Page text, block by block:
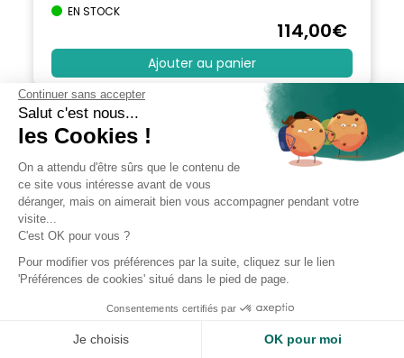
EN STOCK
114,00€
Ajouter au panier
Continuer sans accepter
Salut c'est nous...
les Cookies !
On a attendu d'être sûrs que le contenu de
ce site vous intéresse avant de vous
déranger, mais on aimerait bien vous accompagner pendant votre
visite...
C'est OK pour vous ?
Pour modifier vos préférences par la suite, cliquez sur le lien
'Préférences de cookies' situé dans le pied de page.
Consentements certifiés par
Je choisis OK pour moi